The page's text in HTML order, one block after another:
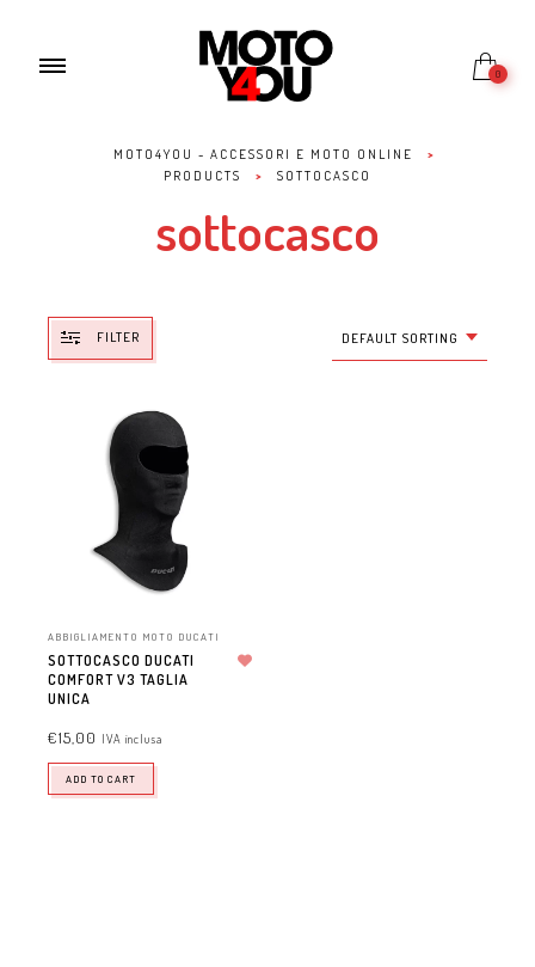
0
MOTO4YOU - ACCESSORI E MOTO ONLINE
>
PRODUCTS
> SOTTOCASCO
sottocasco
FILTER DEFAULT SORTING
ABBIGLIAMENTO MOTO DUCATI
SOTTOCASCO DUCATI
COMFORT V3 TAGLIA
UNICA
€15,00 IVA inclusa
ADD TO CART